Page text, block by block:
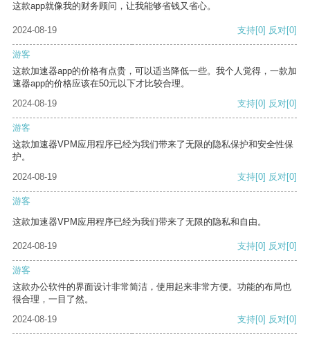
这款app就像我的财务顾问，让我能够省钱又省心。
2024-08-19 支持[0] 反对[0]
游客
这款加速器app的价格有点贵，可以适当降低一些。我个人觉得，一款加
速器app的价格应该在50元以下才比较合理。
2024-08-19
支持[0] 反对[0]
游客
这款加速器VPM应用程序已经为我们带来了无限的隐私保护和安全性保
护。
2024-08-19
支持[0] 反对[0]
游客
这款加速器VPM应用程序已经为我们带来了无限的隐私和自由。
2024-08-19 支持[0] 反对[0]
游客
这款办公软件的界面设计非常简洁，使用起来非常方便。功能的布局也
很合理，一目了然。
2024-08-19
支持[0] 反对[0]